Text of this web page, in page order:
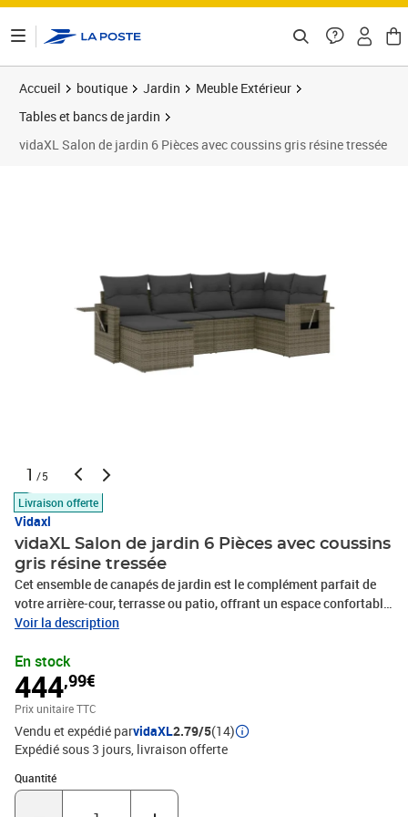
Accueil boutique Jardin
Meuble Extérieur
Tables et bancs de jardin
vidaXL Salon de jardin 6 Pièces avec coussins gris résine tressée
1 /5
Livraison offerte
Vidaxl
vidaXL Salon de jardin 6 Pièces avec coussins
gris résine tressée
Cet ensemble de canapés de jardin est le complément parfait de
votre arrière-cour, terrasse ou patio, offrant un espace confortable
et accueillant pour discuter avec la famille et les amis ou
la résine tressée, également connue sous le nom de poly rotin, est
un matériau synthétique solide et nécessitant peu d'entretien qui
ressemble au rotin naturel. Il est léger, facile à nettoyer et
couramment utilisé pour les meubles d'extérieur en raison de sa
durabilité et de ses propriétés de résistance aux
intempéries.Fonction de rangement avec sac résistant à l'eau : le
mobilier de jardin dispose d'un espace de rangement sous l'assise,
complété par un sac résistant à l'eau pour ranger coussins, jouets
Voir la description
En stock
444,99€
Prix unitaire TTC
Vendu et expédié parvidaXL2.79/5(14)
Expédié sous 3 jours livraison offerte
Quantité
Quantité : 1